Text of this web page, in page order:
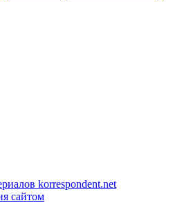
korrespondent.net
сайтом